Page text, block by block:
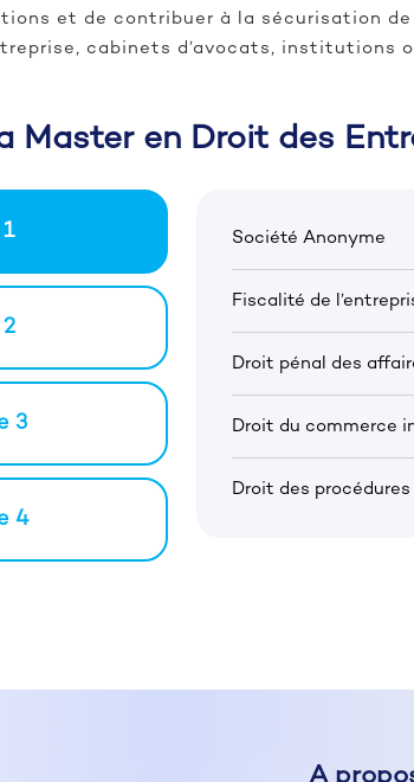
et de contribuer à la sécurisation
cabinets d’avocats, institutions
Master en Droit des
3
4
Société Anonyme
Fiscalité de
Droit pénal des
Droit du commerce
Droit des